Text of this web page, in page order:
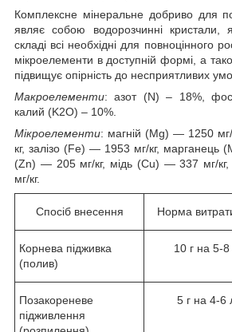
Комплексне мінеральне добриво для
являє собою водорозчинні кристали,
складі всі необхідні для повноцінного
мікроелементи в доступній формі, а
підвищує опірність до несприятливих
Макроелементи: азот (N) – 18%,
калий (K2О) – 10%.
Мікроелементи: магній (Mg) — 1250
кг, залізо (Fe) — 1953 мг/кг, марганець
(Zn) — 205 мг/кг, мідь (Cu) — 337 мг/
мг/кг.
Спосіб внесення Норма
Корнева підживка
(полив)
10 г на 5-
Позакореневе
підживлення
5 г на 4-6